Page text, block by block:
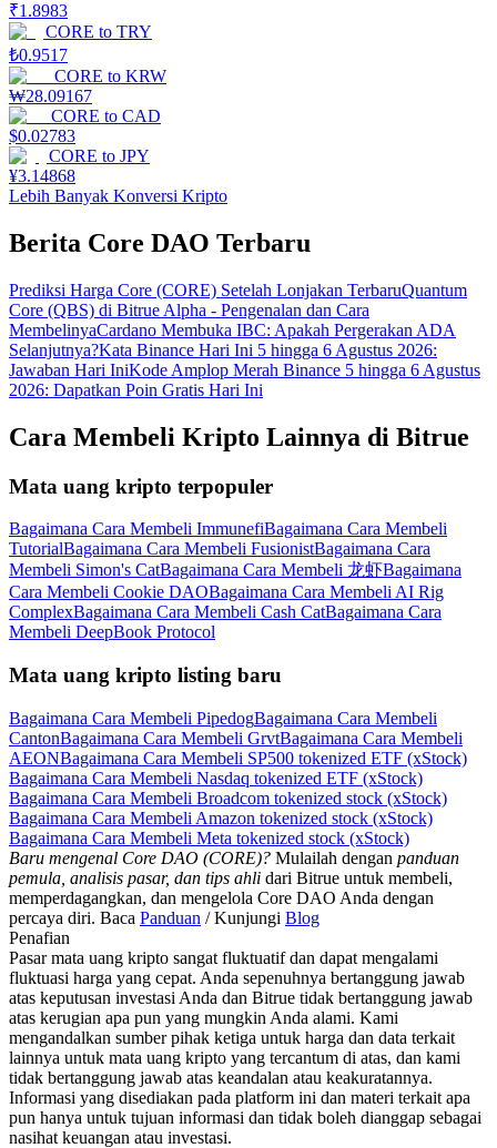
₹1.8983
CORE to TRY
₺0.9517
CORE to KRW
₩28.09167
CORE to CAD
$0.02783
CORE to JPY
¥3.14868
Lebih Banyak Konversi Kripto
Berita Core DAO Terbaru
Prediksi Harga Core (CORE) Setelah Lonjakan TerbaruQuantum
Core (QBS) di Bitrue Alpha - Pengenalan dan Cara
MembelinyaCardano Membuka IBC: Apakah Pergerakan ADA
Selanjutnya?Kata Binance Hari Ini 5 hingga 6 Agustus 2026:
Jawaban Hari IniKode Amplop Merah Binance 5 hingga 6 Agustus
2026: Dapatkan Poin Gratis Hari Ini
Cara Membeli Kripto Lainnya di Bitrue
Mata uang kripto terpopuler
Bagaimana Cara Membeli ImmunefiBagaimana Cara Membeli
TutorialBagaimana Cara Membeli FusionistBagaimana Cara
Membeli Simon's CatBagaimana Cara Membeli 龙虾Bagaimana
Cara Membeli Cookie DAOBagaimana Cara Membeli AI Rig
ComplexBagaimana Cara Membeli Cash CatBagaimana Cara
Membeli DeepBook Protocol
Mata uang kripto listing baru
Bagaimana Cara Membeli PipedogBagaimana Cara Membeli
CantonBagaimana Cara Membeli GrvtBagaimana Cara Membeli
AEONBagaimana Cara Membeli SP500 tokenized ETF (xStock)
Bagaimana Cara Membeli Nasdaq tokenized ETF (xStock)
Bagaimana Cara Membeli Broadcom tokenized stock (xStock)
Bagaimana Cara Membeli Amazon tokenized stock (xStock)
Bagaimana Cara Membeli Meta tokenized stock (xStock)
Baru mengenal Core DAO (CORE)? Mulailah dengan panduan
pemula, analisis pasar, dan tips ahli dari Bitrue untuk membeli,
memperdagangkan, dan mengelola Core DAO Anda dengan
percaya diri. Baca Panduan / Kunjungi Blog
Penafian
Pasar mata uang kripto sangat fluktuatif dan dapat mengalami
fluktuasi harga yang cepat. Anda sepenuhnya bertanggung jawab
atas keputusan investasi Anda dan Bitrue tidak bertanggung jawab
atas kerugian apa pun yang mungkin Anda alami. Kami
mengandalkan sumber pihak ketiga untuk harga dan data terkait
lainnya untuk mata uang kripto yang tercantum di atas, dan kami
tidak bertanggung jawab atas keandalan atau keakuratannya.
Informasi yang disediakan pada platform ini dan materi terkait apa
pun hanya untuk tujuan informasi dan tidak boleh dianggap sebagai
nasihat keuangan atau investasi.